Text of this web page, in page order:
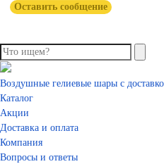
Оставить сообщение
Воздушные гелиевые шары с
Каталог
Акции
Доставка и оплата
Компания
Вопросы и ответы